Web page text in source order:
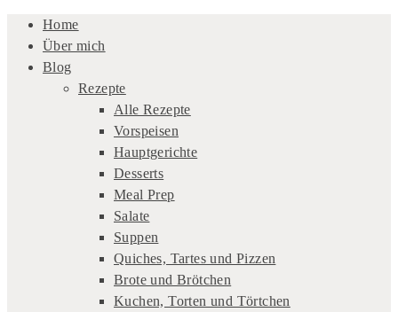
Home
Über mich
Blog
Rezepte
Alle Rezepte
Vorspeisen
Hauptgerichte
Desserts
Meal Prep
Salate
Suppen
Quiches, Tartes und Pizzen
Brote und Brötchen
Kuchen, Torten und Törtchen